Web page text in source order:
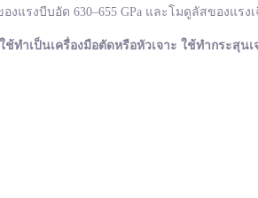
งแรงบีบอัด 630–655 GPa และโมดูลัสของแรงเ
เป็นเครื่องมือตัดหรือหัวเจาะ ใช้ทำกระสุนเจ